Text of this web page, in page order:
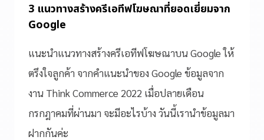
3 แนวทางสร้างครีเอทีฟโฆษณาที่ยอดเยี่ยมจาก
Google
แนะนำแนวทางสร้างครีเอทีฟโฆษณาบน Google ให้
ตรึงใจลูกค้า จากคำแนะนำของ Google ข้อมูลจาก
งาน Think Commerce 2022 เมื่อปลายเดือน
กรกฎาคมที่ผ่านมา จะมีอะไรบ้าง วันนี้เรานำข้อมูลมา
ฝากกันค่ะ